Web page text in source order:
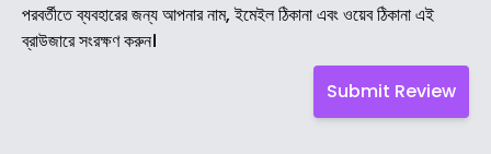
পরবর্তীতে ব্যবহারের জন্য আপনার নাম, ইমেইল ঠিকানা এবং ওয়েব ঠিকানা এই
ব্রাউজারে সংরক্ষণ করুন।